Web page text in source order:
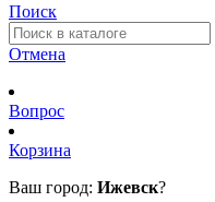
Поиск
Отмена
Вопрос
Корзина
Ваш город: Ижевск?